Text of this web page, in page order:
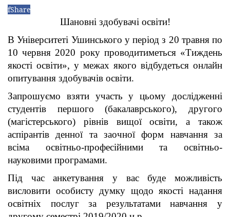
fShare
Шановні здобувачі освіти!
В Університеті Ушинського у період з 20 травня по
10 червня 2020 року проводитиметься «Тиждень
якості освіти», у межах якого відбудеться онлайн
опитування здобувачів освіти.
Запрошуємо взяти участь у цьому дослідженні
студентів першого (бакалаврського), другого
(магістерського) рівнів вищої освіти, а також
аспірантів денної та заочної форм навчання за
всіма освітньо-професійними та освітньо-
науковими програмами.
Під час анкетування у вас буде можливість
висловити особисту думку щодо якості надання
освітніх послуг за результатами навчання у